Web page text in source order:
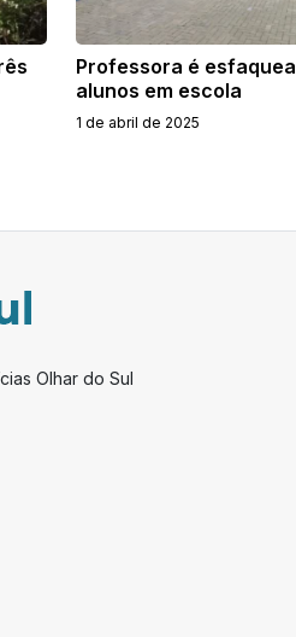
Professora é
alunos em escola
1 de abril de 2025
Olhar do Sul